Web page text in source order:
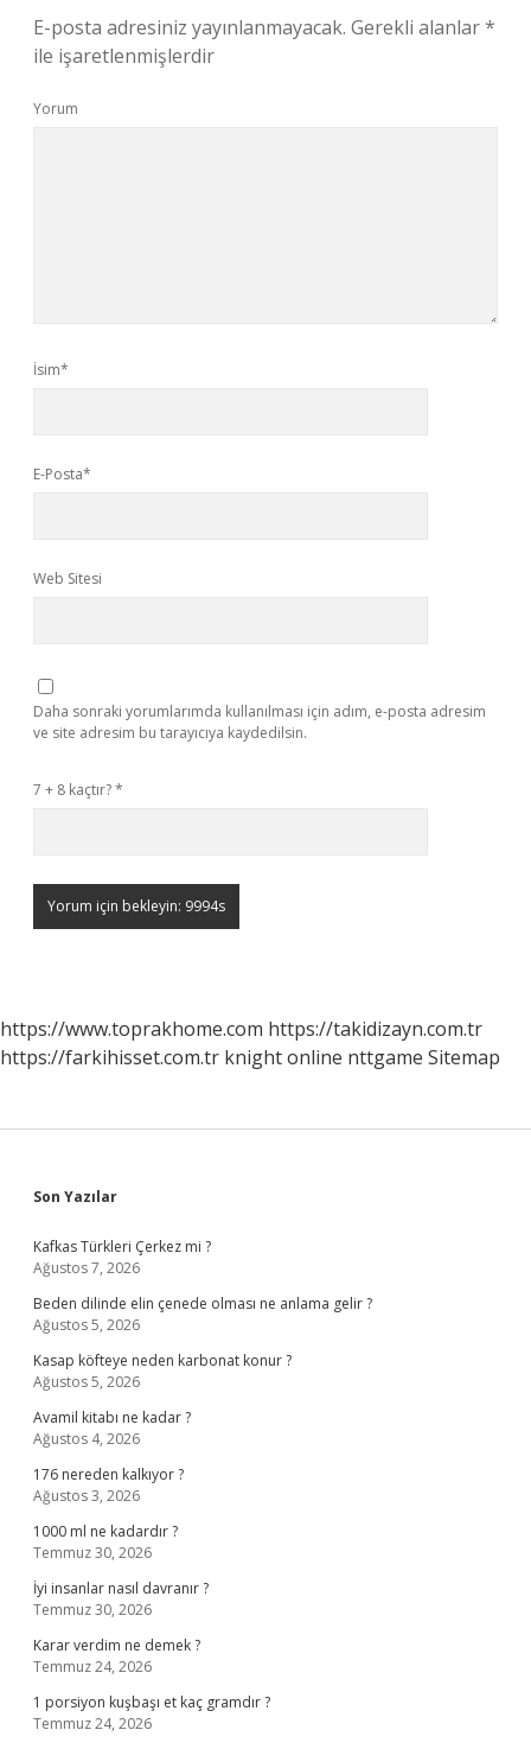
E-posta adresiniz yayınlanmayacak. Gerekli alanlar*
ile işaretlenmişlerdir
Yorum
İsim*
E-Posta*
Web Sitesi
Daha sonraki yorumlarımda kullanılması için adım, e-posta adresim
ve site adresim bu tarayıcıya kaydedilsin.
7 + 8 kaçtır?*
https://www.toprakhome.com https://takidizayn.com.tr
https://farkihisset.com.tr knight online nttgame Sitemap
Sidebar
Son Yazılar
Kafkas Türkleri Çerkez mi ?
Ağustos 7, 2026
Beden dilinde elin çenede olması ne anlama gelir ?
Ağustos 5, 2026
Kasap köfteye neden karbonat konur ?
Ağustos 5, 2026
Avamil kitabı ne kadar ?
Ağustos 4, 2026
176 nereden kalkıyor ?
Ağustos 3, 2026
1000 ml ne kadardır ?
Temmuz 30, 2026
İyi insanlar nasıl davranır ?
Temmuz 30, 2026
Karar verdim ne demek ?
Temmuz 24, 2026
1 porsiyon kuşbaşı et kaç gramdır ?
Temmuz 24, 2026